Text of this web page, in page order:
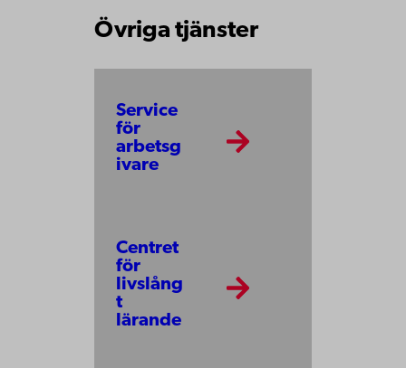
Övriga tjänster
Service
för
arbetsg
ivare
Centret
för
livslång
t
lärande